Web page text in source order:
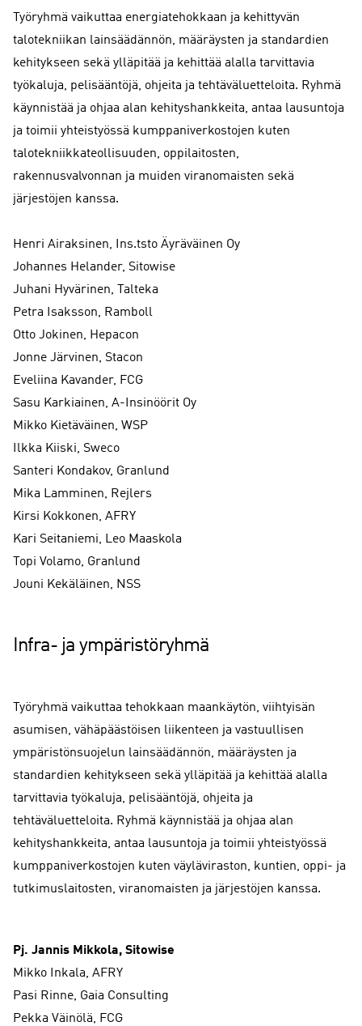
Työryhmä vaikuttaa energiatehokkaan ja kehittyvän
talotekniikan lainsäädännön, määräysten ja standardien
kehitykseen sekä ylläpitää ja kehittää alalla tarvittavia
työkaluja, pelisääntöjä, ohjeita ja tehtäväluetteloita. Ryhmä
käynnistää ja ohjaa alan kehityshankkeita, antaa lausuntoja
ja toimii yhteistyössä kumppaniverkostojen kuten
talotekniikkateollisuuden, oppilaitosten,
rakennusvalvonnan ja muiden viranomaisten sekä
järjestöjen kanssa.
Henri Airaksinen, Ins.tsto Äyräväinen Oy
Johannes Helander, Sitowise
Juhani Hyvärinen, Talteka
Petra Isaksson, Ramboll
Otto Jokinen, Hepacon
Jonne Järvinen, Stacon
Eveliina Kavander, FCG
Sasu Karkiainen, A-Insinöörit Oy
Mikko Kietäväinen, WSP
Ilkka Kiiski, Sweco
Santeri Kondakov, Granlund
Mika Lamminen, Rejlers
Kirsi Kokkonen, AFRY
Kari Seitaniemi, Leo Maaskola
Topi Volamo, Granlund
Jouni Kekäläinen, NSS
Infra- ja ympäristöryhmä
Työryhmä vaikuttaa tehokkaan maankäytön, viihtyisän
asumisen, vähäpäästöisen liikenteen ja vastuullisen
ympäristönsuojelun lainsäädännön, määräysten ja
standardien kehitykseen sekä ylläpitää ja kehittää alalla
tarvittavia työkaluja, pelisääntöjä, ohjeita ja
tehtäväluetteloita. Ryhmä käynnistää ja ohjaa alan
kehityshankkeita, antaa lausuntoja ja toimii yhteistyössä
kumppaniverkostojen kuten väyläviraston, kuntien, oppi- ja
tutkimuslaitosten, viranomaisten ja järjestöjen kanssa.
Pj. Jannis Mikkola, Sitowise
Mikko Inkala, AFRY
Pasi Rinne, Gaia Consulting
Pekka Väinölä, FCG